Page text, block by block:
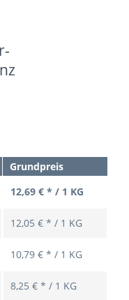
Grundpreis
12,69 € * / 1 KG
12,05 € * / 1 KG
10,79 € * / 1 KG
8,25 € * / 1 KG